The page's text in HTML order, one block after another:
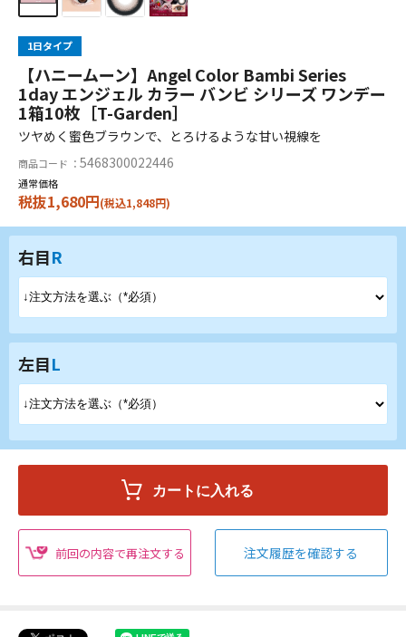
1日タイプ
【ハニームーン】Angel Color Bambi Series
1day エンジェル カラー バンビ シリーズ ワンデー
1箱10枚［T-Garden］
ツヤめく蜜色ブラウンで、とろけるような甘い視線を
商品コード ： 5468300022446
通常価格
税抜1,680円(税込1,848円)
右目R
左目L
前回の内容で再注文する 注文履歴を確認する